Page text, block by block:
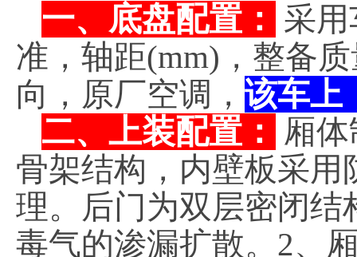
一、底盘配置：
采
准，轴距(mm)，整备
向，原厂空调， 该车上
二、上装配置：
厢
骨架结构，内壁板采
理。后门为双层密闭
毒气的渗漏扩散。2、